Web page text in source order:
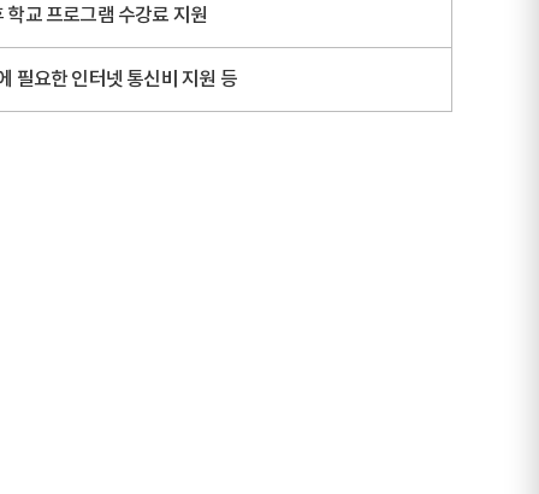
학교 프로그램 수강료 지원
필요한 인터넷 통신비 지원 등